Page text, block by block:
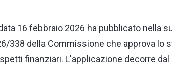
16 febbraio 2026 ha pubblicato nella
338 della Commissione che approva lo
finanziari. L'applicazione decorre dal